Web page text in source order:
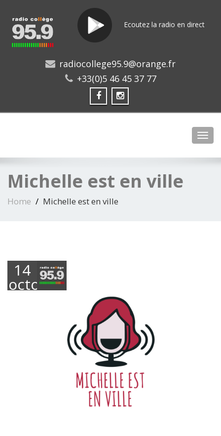
Ecoutez la radio en direct
radiocollege95.9@orange.fr
+33(0)5 46 45 37 77
Michelle est en ville
Home Michelle est en ville
14
octobre